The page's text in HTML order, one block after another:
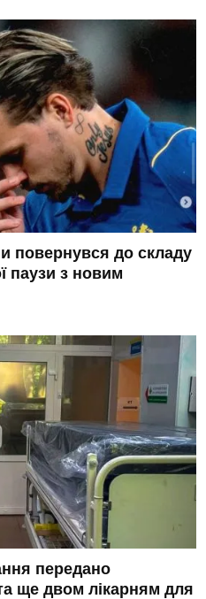
повернувся до складу
паузи з новим
передано
ще двом лікарням для